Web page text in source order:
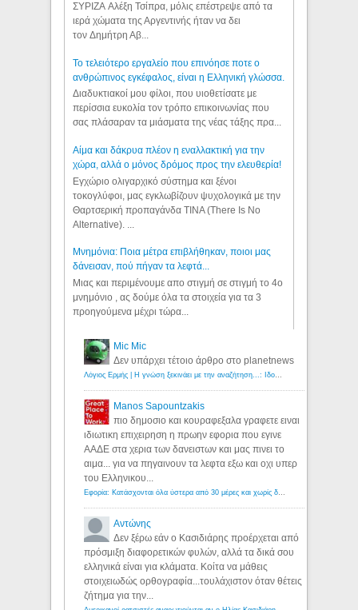
ΣΥΡΙΖΑ Αλέξη Τσίπρα, μόλις επέστρεψε από τα
ιερά χώματα της Αργεντινής ήταν να δει
τον Δημήτρη Αβ...
Το τελειότερο εργαλείο που επινόησε ποτε ο
ανθρώπινος εγκέφαλος, είναι η Ελληνική γλώσσα.
Διαδυκτιακοί μου φίλοι, που υιοθετίσατε με
περίσσια ευκολία τον τρόπο επικοινωνίας που
σας πλάσαραν τα μιάσματα της νέας τάξης πρα...
Αίμα και δάκρυα πλέον η εναλλακτική για την
χώρα, αλλά ο μόνος δρόμος προς την ελευθερία!
Εγχώριο ολιγαρχικό σύστημα και ξένοι
τοκογλύφοι, μας εγκλωβίζουν ψυχολογικά με την
Θαρτσερική προπαγάνδα TINA (There Is No
Alternative). ...
Μνημόνια: Ποια μέτρα επιβλήθηκαν, ποιοι μας
δάνεισαν, πού πήγαν τα λεφτά...
Μιας και περιμένουμε απο στιγμή σε στιγμή το 4ο
μνημόνιο , ας δούμε όλα τα στοιχεία για τα 3
προηγούμενα μέχρι τώρα...
Mic Mic
Δεν υπάρχει τέτοιο άρθρο στο planetnews
Λόγιος Ερμής | Η γνώση ξεκινάει με την αναζήτηση...: Ιδού οι 18 που χρωστούν 11 δις ευρώ!
Manos Sapountzakis
πιο δημοσιο και κουραφεξαλα γραφετε ειναι
ιδιωτικη επιχειρηση η πρωην εφορια που εγινε
ΑΑΔΕ στα χερια των δανειστων και μας πινει το
αιμα... για να πηγαινουν τα λεφτα εξω και οχι υπερ
του Ελληνικου...
Εφορία: Κατάσχονται όλα ύστερα από 30 μέρες και χωρίς δικαστικές αποφάσεις - Λόγιος Ερμής
Αντώνης
Δεν ξέρω εάν ο Κασιδιάρης προέρχεται από
πρόσμιξη διαφορετικών φυλών, αλλά τα δικά σου
ελληνικά είναι για κλάματα. Κοίτα να μάθεις
στοιχειωδώς ορθογραφία...τουλάχιστον όταν θέτεις
ζήτημα για την...